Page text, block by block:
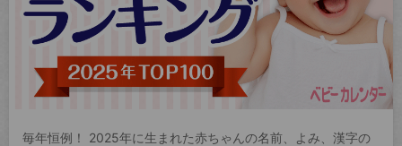
毎年恒例！ 2025年に生まれた赤ちゃんの名前、よみ、漢字の